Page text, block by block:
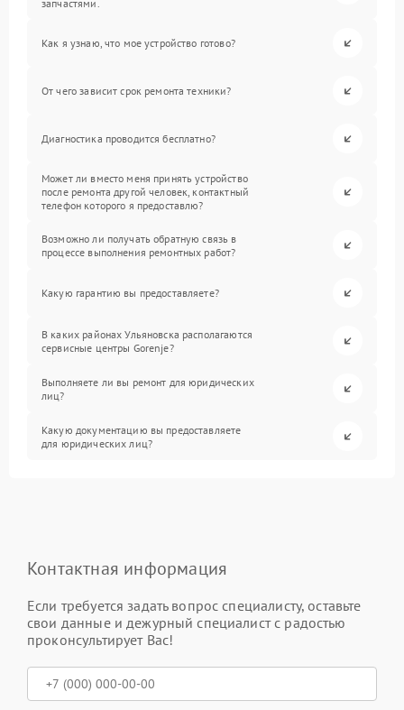
запчастями.
Как я узнаю, что мое устройство готово?
От чего зависит срок ремонта техники?
Диагностика проводится бесплатно?
Может ли вместо меня принять устройство
после ремонта другой человек, контактный
телефон которого я предоставлю?
Возможно ли получать обратную связь в
процессе выполнения ремонтных работ?
Какую гарантию вы предоставляете?
В каких районах Ульяновска располагаются
сервисные центры Gorenje?
Выполняете ли вы ремонт для юридических
лиц?
Какую документацию вы предоставляете
для юридических лиц?
Контактная информация
Если требуется задать вопрос специалисту, оставьте
свои данные и дежурный специалист с радостью
проконсультирует Вас!